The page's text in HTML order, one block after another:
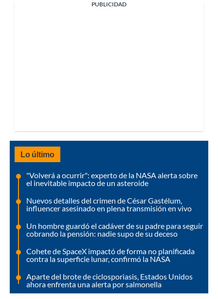
PUBLICIDAD
Lo último
"Volverá a ocurrir": experto de la NASA alerta sobre
el inevitable impacto de un asteroide
Nuevos detalles del crimen de César Gastélum,
influencer asesinado en plena transmisión en vivo
Un hombre guardó el cadáver de su padre para seguir
cobrando la pensión: nadie supo de su deceso
Cohete de SpaceX impactó de forma no planificada
contra la superficie lunar, confirmó la NASA
Aparte del brote de ciclosporiasis, Estados Unidos
ahora enfrenta una alerta por salmonella